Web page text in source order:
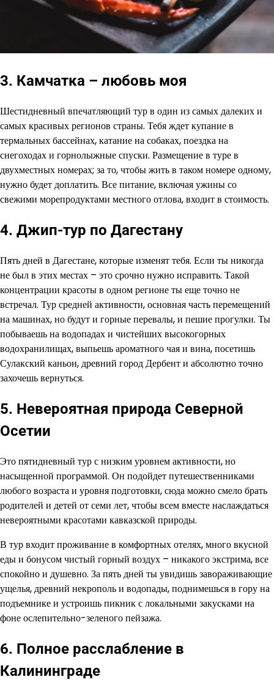
3. Камчатка – любовь моя
Шестидневный впечатляющий тур в один из самых далеких и
самых красивых регионов страны. Тебя ждет купание в
термальных бассейнах, катание на собаках, поездка на
снегоходах и горнолыжные спуски. Размещение в туре в
двухместных номерах; за то, чтобы жить в таком номере одному,
нужно будет доплатить. Все питание, включая ужины со
свежими морепродуктами местного отлова, входит в стоимость.
4. Джип-тур по Дагестану
Пять дней в Дагестане, которые изменят тебя. Если ты никогда
не был в этих местах – это срочно нужно исправить. Такой
концентрации красоты в одном регионе ты еще точно не
встречал. Тур средней активности, основная часть перемещений
на машинах, но будут и горные перевалы, и пешие прогулки. Ты
побываешь на водопадах и чистейших высокогорных
водохранилищах, выпьешь ароматного чая и вина, посетишь
Сулакский каньон, древний город Дербент и абсолютно точно
захочешь вернуться.
5. Невероятная природа Северной
Осетии
Это пятидневный тур с низким уровнем активности, но
насыщенной программой. Он подойдет путешественниками
любого возраста и уровня подготовки, сюда можно смело брать
родителей и детей от семи лет, чтобы всем вместе наслаждаться
невероятными красотами кавказской природы.
В тур входит проживание в комфортных отелях, много вкусной
еды и бонусом чистый горный воздух – никакого экстрима, все
спокойно и душевно. За пять дней ты увидишь завораживающие
ущелья, древний некрополь и водопады, поднимешься в гору на
подъемнике и устроишь пикник с локальными закусками на
фоне ослепительно-зеленого пейзажа.
6. Полное расслабление в
Калининграде